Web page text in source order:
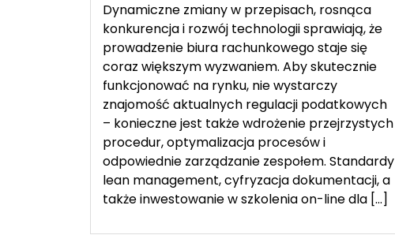
Dynamiczne zmiany w przepisach, rosnąca
konkurencja i rozwój technologii sprawiają, że
prowadzenie biura rachunkowego staje się
coraz większym wyzwaniem. Aby skutecznie
funkcjonować na rynku, nie wystarczy
znajomość aktualnych regulacji podatkowych
– konieczne jest także wdrożenie przejrzystych
procedur, optymalizacja procesów i
odpowiednie zarządzanie zespołem. Standardy
lean management, cyfryzacja dokumentacji, a
także inwestowanie w szkolenia on-line dla […]